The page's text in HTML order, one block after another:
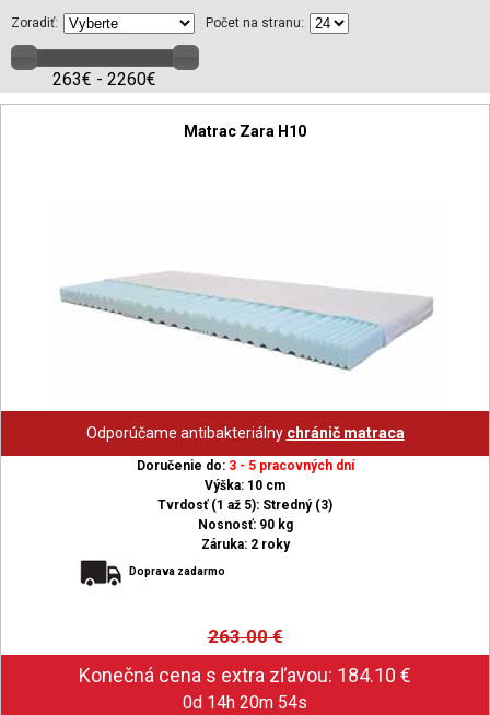
Zoradiť: Počet na stranu:
263€ - 2260€
Matrac Zara H10
Odporúčame antibakteriálny chránič matraca
Doručenie do: 3 - 5 pracovných dní
Výška: 10 cm
Tvrdosť (1 až 5): Stredný (3)
Nosnosť: 90 kg
Záruka: 2 roky
Doprava zadarmo
263.00€
0d 14h 20m 53s